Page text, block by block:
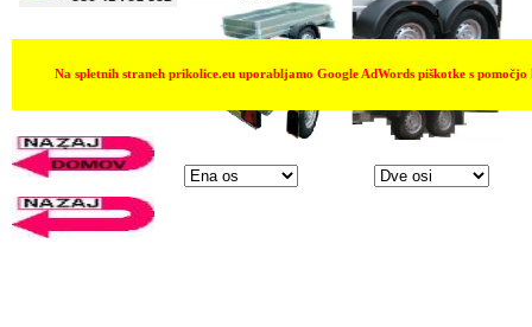
info@prikolice.eu
4
Na spletnih straneh prikolice.eu uporabljamo Google AdWords piškotke s